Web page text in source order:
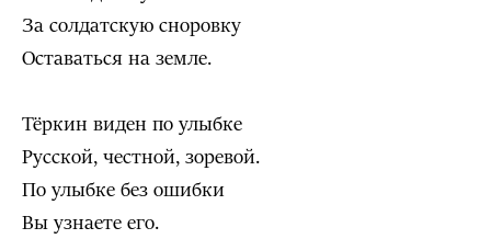
За солдатскую сноровку
Оставаться на земле.
Тёркин виден по улыбке
Русской, честной, зоревой.
По улыбке без ошибки
Вы узнаете его.